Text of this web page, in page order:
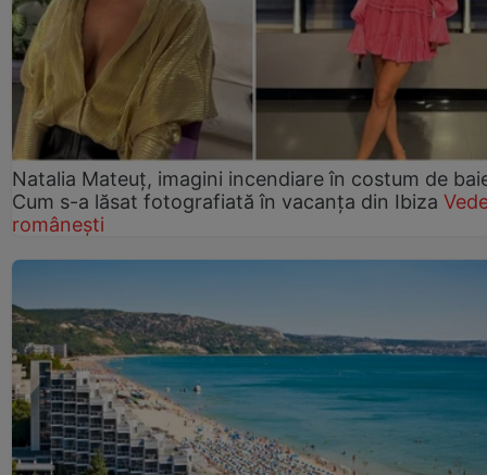
Natalia Mateuț, imagini incendiare în costum de
Cum s-a lăsat fotografiată în vacanța din Ibiza
românești